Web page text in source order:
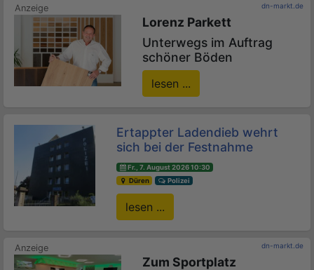
dn-markt.de
Lorenz Parkett
Unterwegs im Auftrag
schöner Böden
lesen ...
Ertappter Ladendieb wehrt
sich bei der Festnahme
Fr., 7. August 2026 10:30
Düren
Polizei
lesen ...
dn-markt.de
Zum Sportplatz